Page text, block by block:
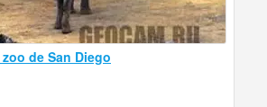
de San Diego